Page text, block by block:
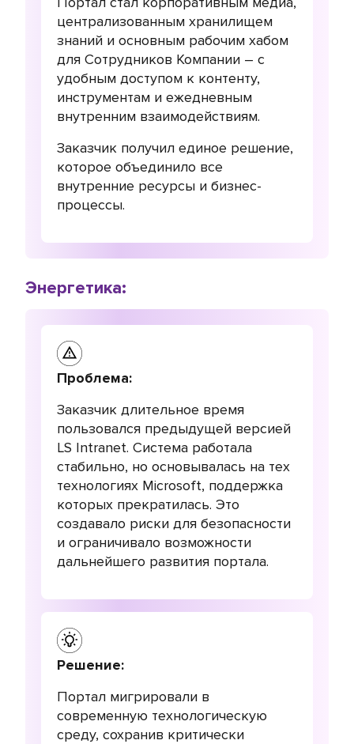
централизованным хранилищем
знаний и основным рабочим хабом
для Сотрудников Компании – с
удобным доступом к контенту,
инструментам и ежедневным
внутренним взаимодействиям.
Заказчик получил единое решение,
которое объединило все
внутренние ресурсы и бизнес-
процессы.
Энергетика:
Проблема:
Заказчик длительное время
пользовался предыдущей версией
LS Intranet. Система работала
стабильно, но основывалась на тех
технологиях Microsoft, поддержка
которых прекратилась. Это
создавало риски для безопасности
и ограничивало возможности
дальнейшего развития портала.
Решение:
Портал мигрировали в
современную технологическую
среду, сохранив критически